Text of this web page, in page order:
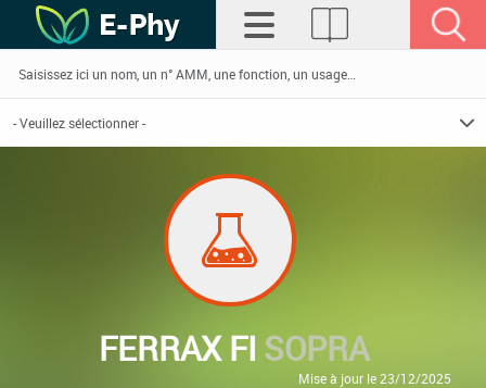
FERRAX FI SOPRA
Mise à jour le 23/12/2025